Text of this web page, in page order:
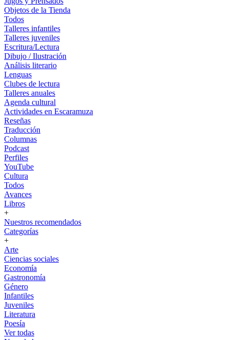
Objetos de la Tienda
Todos
Talleres infantiles
Talleres juveniles
Escritura/Lectura
Dibujo / Ilustración
Análisis literario
Lenguas
Clubes de lectura
Talleres anuales
Agenda cultural
Actividades en Escaramuza
Reseñas
Traducción
Columnas
Podcast
Perfiles
YouTube
Cultura
Todos
Avances
Libros
+
Nuestros recomendados
Categorías
+
Arte
Ciencias sociales
Economía
Gastronomía
Género
Infantiles
Juveniles
Literatura
Poesía
Ver todas